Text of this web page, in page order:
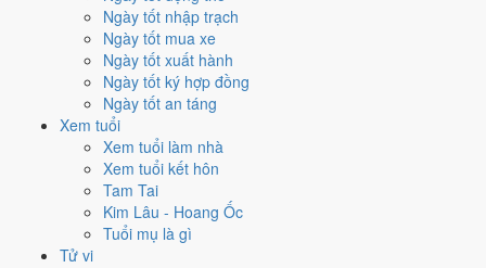
Ngày tốt nhập trạch
Ngày tốt mua xe
Ngày tốt xuất hành
Ngày tốt ký hợp đồng
Ngày tốt an táng
Xem tuổi
Xem tuổi làm nhà
Xem tuổi kết hôn
Tam Tai
Kim Lâu - Hoang Ốc
Tuổi mụ là gì
Tử vi
việc của bạn thì sao?
Ngày 26/11 tốt tổng thể nhưng không phải việc nào cũng thuận. Hai
việc bị chấm thấp nhất hôm nay làkết bạn (5/10) và trồng cây
3 cách hạ rủi romà vẫn giữ được lịch của bạn.
Coi việc vào giờ Hoàng Đạo trong chính ngày này.
Thìn (07h-09h)rơi đúng giờ hành chính nên dễ sắp xếp nhất
cho việc buộc phải làm đúng ngày 26/11/2026. Bảng đủ 6 giờ
Hoàng Đạo và 6 giờ Hắc Đạo nằm ngay mục kế tiếp.
Dời sang ngày tốt gần nhất.
Sửu)-7.1/10
, mức Cát, cao hơn 6.0/10 của ngày đang xem.